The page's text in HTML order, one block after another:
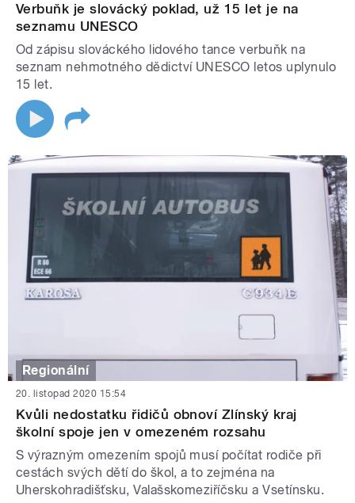
Verbuňk je slovácký poklad, už 15 let je na
seznamu UNESCO
Od zápisu slováckého lidového tance verbuňk na
seznam nehmotného dědictví UNESCO letos uplynulo
15 let.
Regionální
20. listopad 2020 15:54
Kvůli nedostatku řidičů obnoví Zlínský kraj
školní spoje jen v omezeném rozsahu
S výrazným omezením spojů musí počítat rodiče při
cestách svých dětí do škol, a to zejména na
Uherskohradišťsku, Valašskomeziříčsku a Vsetínsku.